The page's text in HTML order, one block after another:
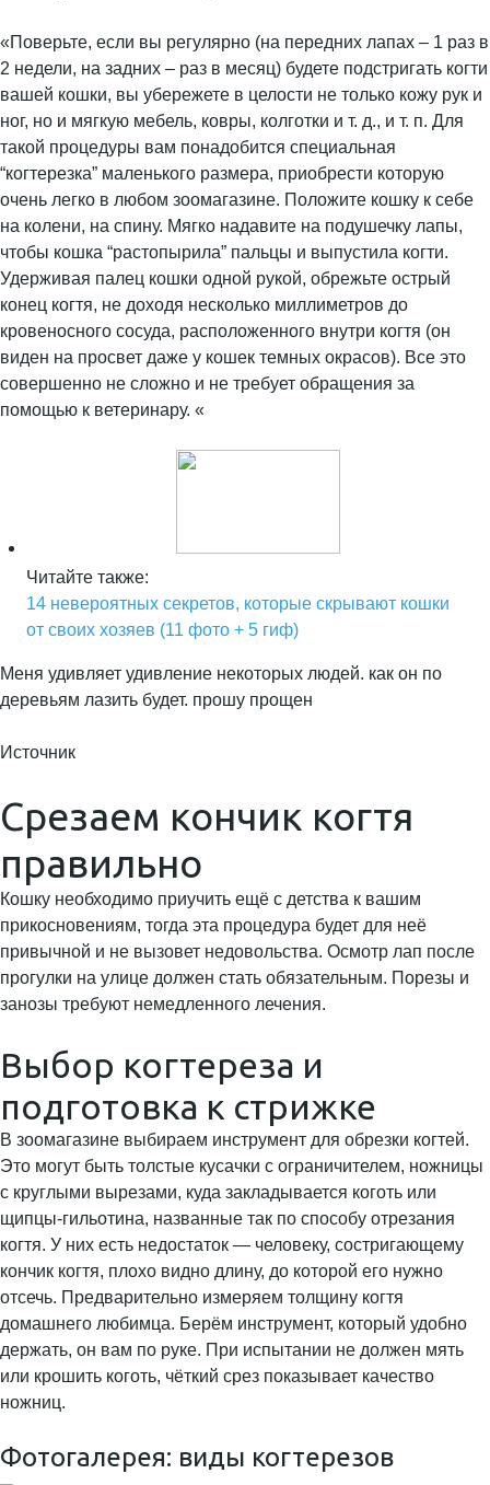
«Поверьте, если вы регулярно (на передних лапах – 1 раз в
2 недели, на задних – раз в месяц) будете подстригать когти
вашей кошки, вы убережете в целости не только кожу рук и
ног, но и мягкую мебель, ковры, колготки и т. д., и т. п. Для
такой процедуры вам понадобится специальная
“когтерезка” маленького размера, приобрести которую
очень легко в любом зоомагазине. Положите кошку к себе
на колени, на спину. Мягко надавите на подушечку лапы,
чтобы кошка “растопырила” пальцы и выпустила когти.
Удерживая палец кошки одной рукой, обрежьте острый
конец когтя, не доходя несколько миллиметров до
кровеносного сосуда, расположенного внутри когтя (он
виден на просвет даже у кошек темных окрасов). Все это
совершенно не сложно и не требует обращения за
помощью к ветеринару. «
Читайте также:
14 невероятных секретов, которые скрывают кошки
от своих хозяев (11 фото + 5 гиф)
Меня удивляет удивление некоторых людей. как он по
деревьям лазить будет. прошу прощен
Источник
Срезаем кончик когтя
правильно
Кошку необходимо приучить ещё с детства к вашим
прикосновениям, тогда эта процедура будет для неё
привычной и не вызовет недовольства. Осмотр лап после
прогулки на улице должен стать обязательным. Порезы и
занозы требуют немедленного лечения.
Выбор когтереза и
подготовка к стрижке
В зоомагазине выбираем инструмент для обрезки когтей.
Это могут быть толстые кусачки с ограничителем, ножницы
с круглыми вырезами, куда закладывается коготь или
щипцы-гильотина, названные так по способу отрезания
когтя. У них есть недостаток — человеку, состригающему
кончик когтя, плохо видно длину, до которой его нужно
отсечь. Предварительно измеряем толщину когтя
домашнего любимца. Берём инструмент, который удобно
держать, он вам по руке. При испытании не должен мять
или крошить коготь, чёткий срез показывает качество
ножниц.
Фотогалерея: виды когтерезов